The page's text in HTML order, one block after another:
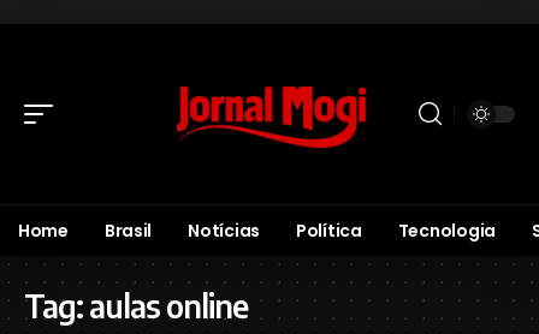
Home Brasil Notícias Política Tecnologia
Tag:aulas online